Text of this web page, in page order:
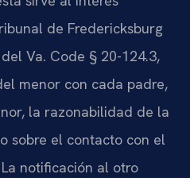
de Fredericksburg
Va. Code § 20-124.3,
menor con cada padre,
la razonabilidad de la
sobre el contacto con el
notificación al otro